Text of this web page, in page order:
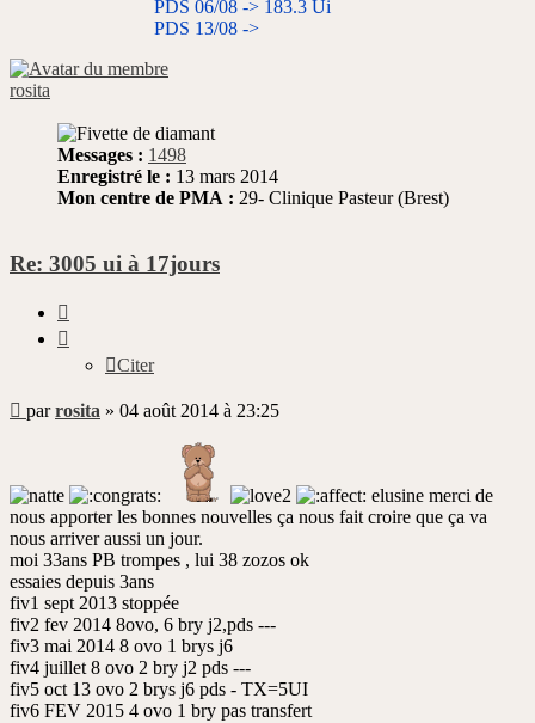
PDS 06/08 -> 183.3 Ui
PDS 13/08 ->
rosita
Messages : 1498
Enregistré le : 13 mars 2014
Mon centre de PMA : 29- Clinique Pasteur (Brest)
Re: 3005 ui à 17jours
Citer
Message
non
parrosita » 04 août 2014 à 23:25
elusine merci de
nous apporter les bonnes nouvelles ça nous fait croire que ça va
nous arriver aussi un jour.
moi 33ans PB trompes , lui 38 zozos ok
essaies depuis 3ans
fiv1 sept 2013 stoppée
fiv2 fev 2014 8ovo, 6 bry j2,pds ---
fiv3 mai 2014 8 ovo 1 brys j6
fiv4 juillet 8 ovo 2 bry j2 pds ---
fiv5 oct 13 ovo 2 brys j6 pds - TX=5UI
fiv6 FEV 2015 4 ovo 1 bry pas transfert